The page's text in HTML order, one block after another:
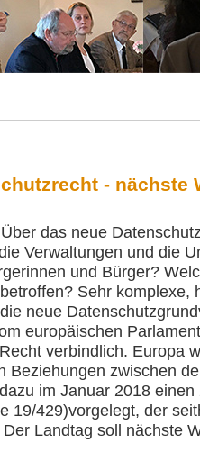
- nächste
das neue
Verwaltungen und die
und Bürger?
Sehr komplexe,
neue
europäischen
verbindlich. Europa
Beziehungen zwischen
im Januar 2018
19/429)vorgelegt, der
Landtag soll nächste